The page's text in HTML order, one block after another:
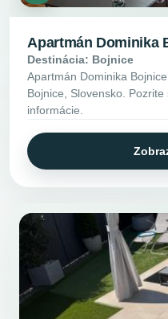
Apartmán Dominika
Destinácia: Bojnice
Apartmán Dominika
Bojnice, Slovensko.
informácie.